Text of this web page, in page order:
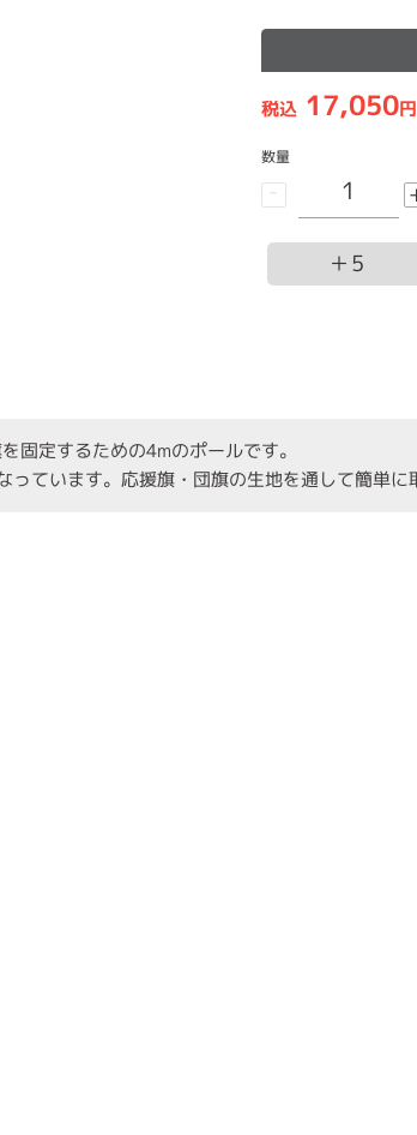
税込 17,050円
-
数量
＋5
固定するための4mのポールです。
っています。応援旗・団旗の生地を通して簡単に